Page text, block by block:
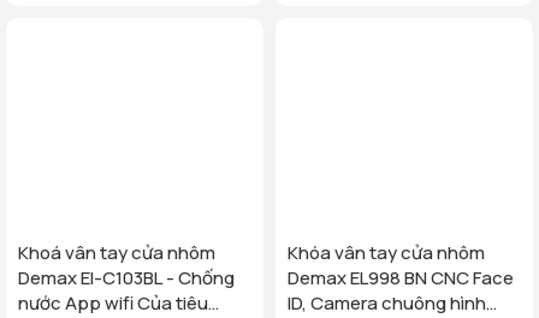
Khoá vân tay cửa nhôm
Demax El-C103BL - Chống
nước App wifi Của tiêu
Khóa vân tay cửa nhôm
Demax EL998 BN CNC Face
ID, Camera chuông hình